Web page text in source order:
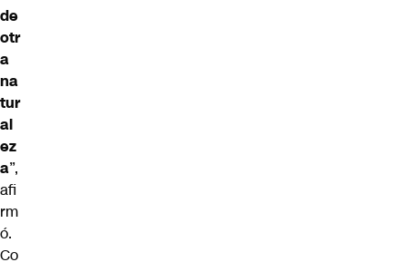
de
otr
a
na
tur
al
ez
a”,
afi
rm
ó.
Co